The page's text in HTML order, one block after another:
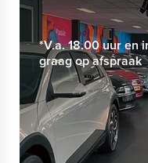
*V.a. 18.00 uur en
graag op afspraak